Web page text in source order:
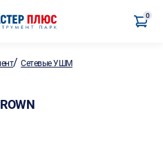
0
/Сетевые УШМ